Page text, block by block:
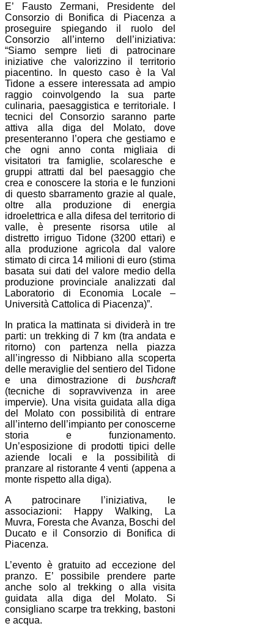
E’ Fausto Zermani, Presidente del
Consorzio di Bonifica di Piacenza a
proseguire spiegando il ruolo del
Consorzio all’interno dell’iniziativa:
“Siamo sempre lieti di patrocinare
iniziative che valorizzino il territorio
piacentino. In questo caso è la Val
Tidone a essere interessata ad ampio
raggio coinvolgendo la sua parte
culinaria, paesaggistica e territoriale. I
tecnici del Consorzio saranno parte
attiva alla diga del Molato, dove
presenteranno l’opera che gestiamo e
che ogni anno conta migliaia di
visitatori tra famiglie, scolaresche e
gruppi attratti dal bel paesaggio che
crea e conoscere la storia e le funzioni
di questo sbarramento grazie al quale,
oltre alla produzione di energia
idroelettrica e alla difesa del territorio di
valle, è presente risorsa utile al
distretto irriguo Tidone (3200 ettari) e
alla produzione agricola dal valore
stimato di circa 14 milioni di euro (stima
basata sui dati del valore medio della
produzione provinciale analizzati dal
Laboratorio di Economia Locale –
Università Cattolica di Piacenza)”.
In pratica la mattinata si dividerà in tre
parti: un trekking di 7 km (tra andata e
ritorno) con partenza nella piazza
all’ingresso di Nibbiano alla scoperta
delle meraviglie del sentiero del Tidone
e una dimostrazione dibushcraft
(tecniche di sopravvivenza in aree
impervie). Una visita guidata alla diga
del Molato con possibilità di entrare
all’interno dell’impianto per conoscerne
storia e funzionamento.
Un’esposizione di prodotti tipici delle
aziende locali e la possibilità di
pranzare al ristorante 4 venti (appena a
monte rispetto alla diga).
A patrocinare l’iniziativa, le
associazioni: Happy Walking, La
Muvra, Foresta che Avanza, Boschi del
Ducato e il Consorzio di Bonifica di
Piacenza.
L’evento è gratuito ad eccezione del
pranzo. E’ possibile prendere parte
anche solo al trekking o alla visita
guidata alla diga del Molato. Si
consigliano scarpe tra trekking, bastoni
e acqua.